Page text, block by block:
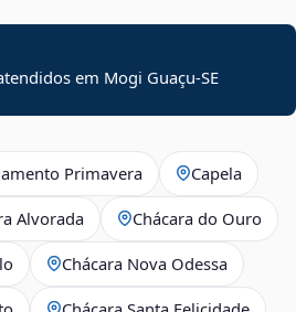
em Mogi Guaçu-SE
Primavera Capela
Alvorada Chácara do Ouro
Chácara Nova Odessa